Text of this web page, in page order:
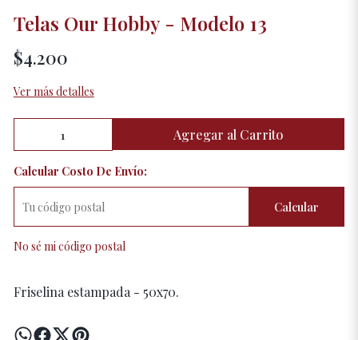
Telas Our Hobby - Modelo 13
$4.200
Ver más detalles
Agregar al Carrito
Calcular Costo De Envío:
Calcular
No sé mi código postal
Friselina estampada - 50x70.